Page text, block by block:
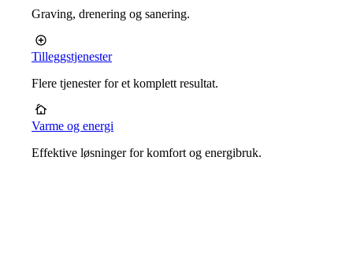
Graving, drenering og sanering.
Tilleggstjenester
Flere tjenester for et komplett resultat.
Varme og energi
Effektive løsninger for komfort og energibruk.